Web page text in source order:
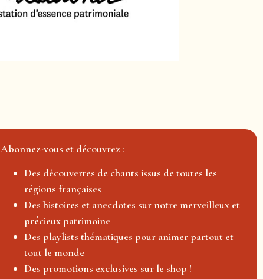
Abonnez-vous et découvrez :
Des découvertes de chants issus de toutes les
régions françaises
Des histoires et anecdotes sur notre merveilleux et
précieux patrimoine
Des playlists thématiques pour animer partout et
tout le monde
Des promotions exclusives sur le shop !